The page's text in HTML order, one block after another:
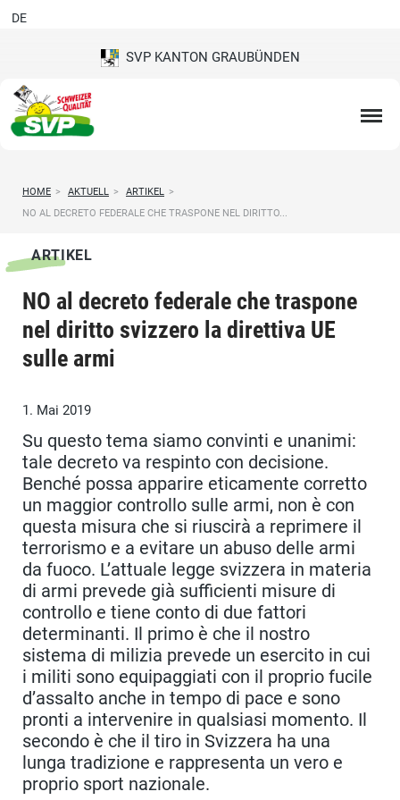
SVP KANTON GRAUBÜNDEN
DE
HOME > AKTUELL > ARTIKEL >
NO AL DECRETO FEDERALE CHE TRASPONE NEL DIRITTO...
ARTIKEL
NO al decreto federale che traspone
nel diritto svizzero la direttiva UE
sulle armi
1. Mai 2019
Su questo tema siamo convinti e unanimi:
tale decreto va respinto con decisione.
Benché possa apparire eticamente corretto
un maggior controllo sulle armi, non è con
questa misura che si riuscirà a reprimere il
terrorismo e a evitare un abuso delle armi
da fuoco. L’attuale legge svizzera in materia
di armi prevede già sufficienti misure di
controllo e tiene conto di due fattori
determinanti. Il primo è che il nostro
sistema di milizia prevede un esercito in cui
i militi sono equipaggiati con il proprio fucile
d’assalto anche in tempo di pace e sono
pronti a intervenire in qualsiasi momento. Il
secondo è che il tiro in Svizzera ha una
lunga tradizione e rappresenta un vero e
proprio sport nazionale.